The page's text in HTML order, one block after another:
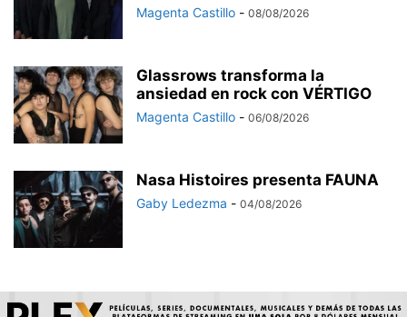
Magenta Castillo - 08/08/2026
Glassrows transforma la
ansiedad en rock con VÉRTIGO
Magenta Castillo - 06/08/2026
Nasa Histoires presenta FAUNA
Gaby Ledezma - 04/08/2026